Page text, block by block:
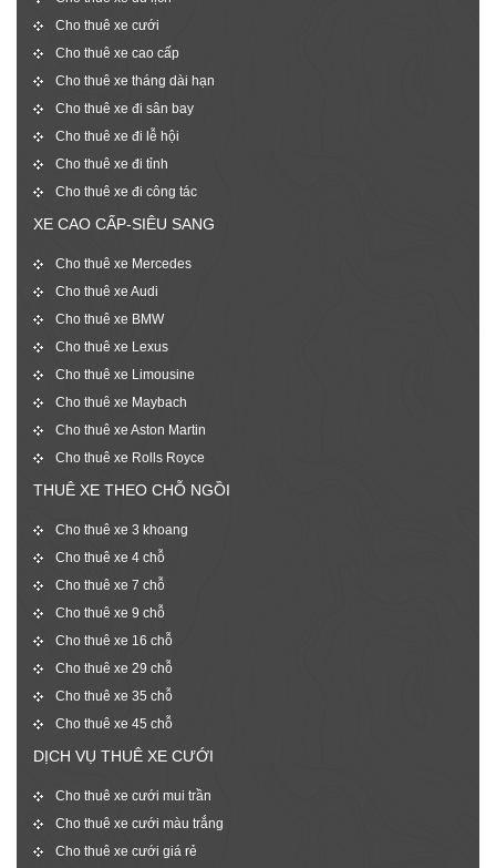
Cho thuê xe cưới
Cho thuê xe cao cấp
Cho thuê xe tháng dài hạn
Cho thuê xe đi sân bay
Cho thuê xe đi lễ hội
Cho thuê xe đi tỉnh
Cho thuê xe đi công tác
XE CAO CẤP-SIÊU SANG
Cho thuê xe Mercedes
Cho thuê xe Audi
Cho thuê xe BMW
Cho thuê xe Lexus
Cho thuê xe Limousine
Cho thuê xe Maybach
Cho thuê xe Aston Martin
Cho thuê xe Rolls Royce
THUÊ XE THEO CHỖ NGỒI
Cho thuê xe 3 khoang
Cho thuê xe 4 chỗ
Cho thuê xe 7 chỗ
Cho thuê xe 9 chỗ
Cho thuê xe 16 chỗ
Cho thuê xe 29 chỗ
Cho thuê xe 35 chỗ
Cho thuê xe 45 chỗ
DỊCH VỤ THUÊ XE CƯỚI
Cho thuê xe cưới mui trần
Cho thuê xe cưới màu trắng
Cho thuê xe cưới giá rẻ